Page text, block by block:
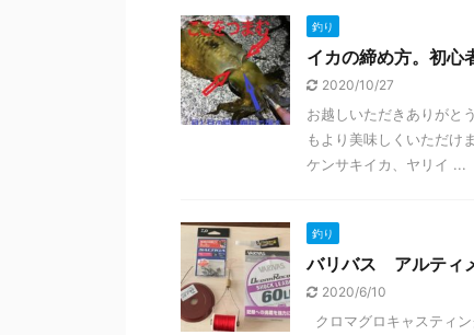
釣り
イカの締め方。初心
2020/10/27
お越しいただきありがと
もより美味しくいただけ
ケンサキイカ、ヤリイ ...
釣り
バリバス アルティ
2020/6/10
クロマグロキャスティ